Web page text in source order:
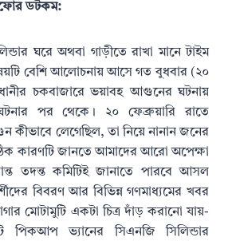
ডটকম:
ঘরে অথবা গাড়ীতে রাখা মানে টাইম
বেশি আলোচনায় আসে গত বুধবার (২০
চকবাজারে ভয়াবহ আগুনের ঘটনায়
পর থেকে। ২০ ফেব্রুয়ারি রাতে
কীভাবে লেগেছিল, তা নিয়ে নানান জনের
কারণটি জানতে আমাদের আরো অপেক্ষা
তদন্ত কমিটিই জানাতে পারবে আসল
বিবরণ আর বিভিন্ন গণমাধ্যমের খবর
মোটামুটি একটা চিত্র দাঁড় করানো যায়-
ভ্যানের সিএনজি সিলিন্ডার